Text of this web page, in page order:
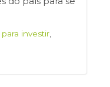
investir